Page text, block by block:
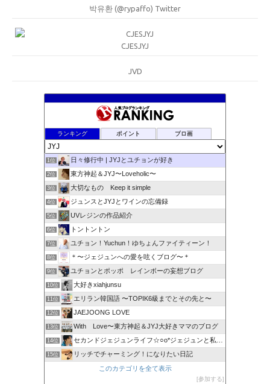
박유환 (@rypaffo) Twitter
CJESJYJ
JVD
ランキング ポイント ブロ画
1位 日々修行中 | JYJとユチョンが好き
2位 東方神起＆JYJ〜Loveholic〜
3位 大切なもの Keep it simple
4位 ジュンスとJYJとワインの忘備録
5位 UVレジンの作品紹介
6位 トントントン
7位 ユチョン！Yuchun！ゆちょんファイティーン！
8位 ＊〜ジェジュンへの愛を呟くブログ〜＊
9位 ユチョンとポッポ レインボーの妄想ブログ
10位 大好きxiahjunsu
11位 エリラン韓国語 〜TOPIK6級までとその先と〜
12位 JAEJOONG LOVE
13位 With Love〜東方神起＆JYJ大好きママのブログ
14位 セカンドジェジュンライフ☆○o*ジェジュンと私 * o○☆
15位 リッチでチャーミング！になりたい日記
このカテゴリを全て表示
参加する